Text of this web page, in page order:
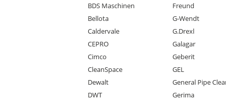
BDS Maschinen
Bellota
Caldervale
CEPRO
Cimco
CleanSpace
Dewalt
DWT
Freund
G-Wendt
G.Drexl
Galagar
Geberit
GEL
General Pipe
Gerima